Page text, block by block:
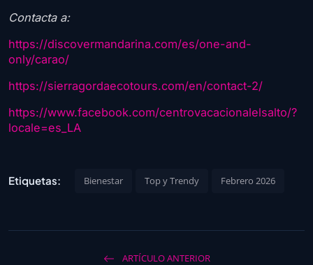
Contacta a:
https://discovermandarina.com/es/one-and-
only/carao/
https://sierragordaecotours.com/en/contact-2/
https://www.facebook.com/centrovacacionalelsalto/?
locale=es_LA
Etiquetas: Bienestar Top y Trendy Febrero 2026
ARTÍCULO ANTERIOR